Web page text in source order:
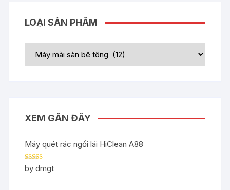
LOẠI SẢN PHẨM
XEM GẦN ĐÂY
Máy quét rác ngồi lái HiClean A88
Rated5out
of 5
by dmgt